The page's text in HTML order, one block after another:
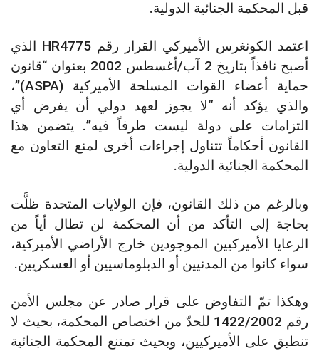
قبل المحكمة الجنائية الدولية.
اعتمد الكونغرس الأميركي القرار رقم HR4775 الذي
أصبح نافذاً بتاريخ 2 آب/أغسطس 2002 بعنوان “قانون
حماية أعضاء القوات المسلحة الأميركية (ASPA)”،
والذي يؤكد أنه “لا يجوز لعهد دولي أن يفرض أي
التزامات على دولة ليست طرفاً فيه”. يتضمن هذا
القانون أحكاماً تتناول إجراءات أخرى لمنع التعاون مع
المحكمة الجنائية الدولية.
وبالرغم من ذلك القانون، فإن الولايات المتحدة ظلَّت
بحاجة إلى التأكد من أن المحكمة لن تطال أياً من
الرعايا الأميركيين الموجودين خارج الأراضي الأميركية،
سواء كانوا من المدنيين أو الدبلوماسيين أو العسكريين.
وهكذا تمّ التفاوض على قرار صادر عن مجلس الأمن
رقم 1422/2002 للحدّ من اختصاص المحكمة، بحيث لا
تنطبق على الأميركيين، وبحيث تمتنع المحكمة الجنائية